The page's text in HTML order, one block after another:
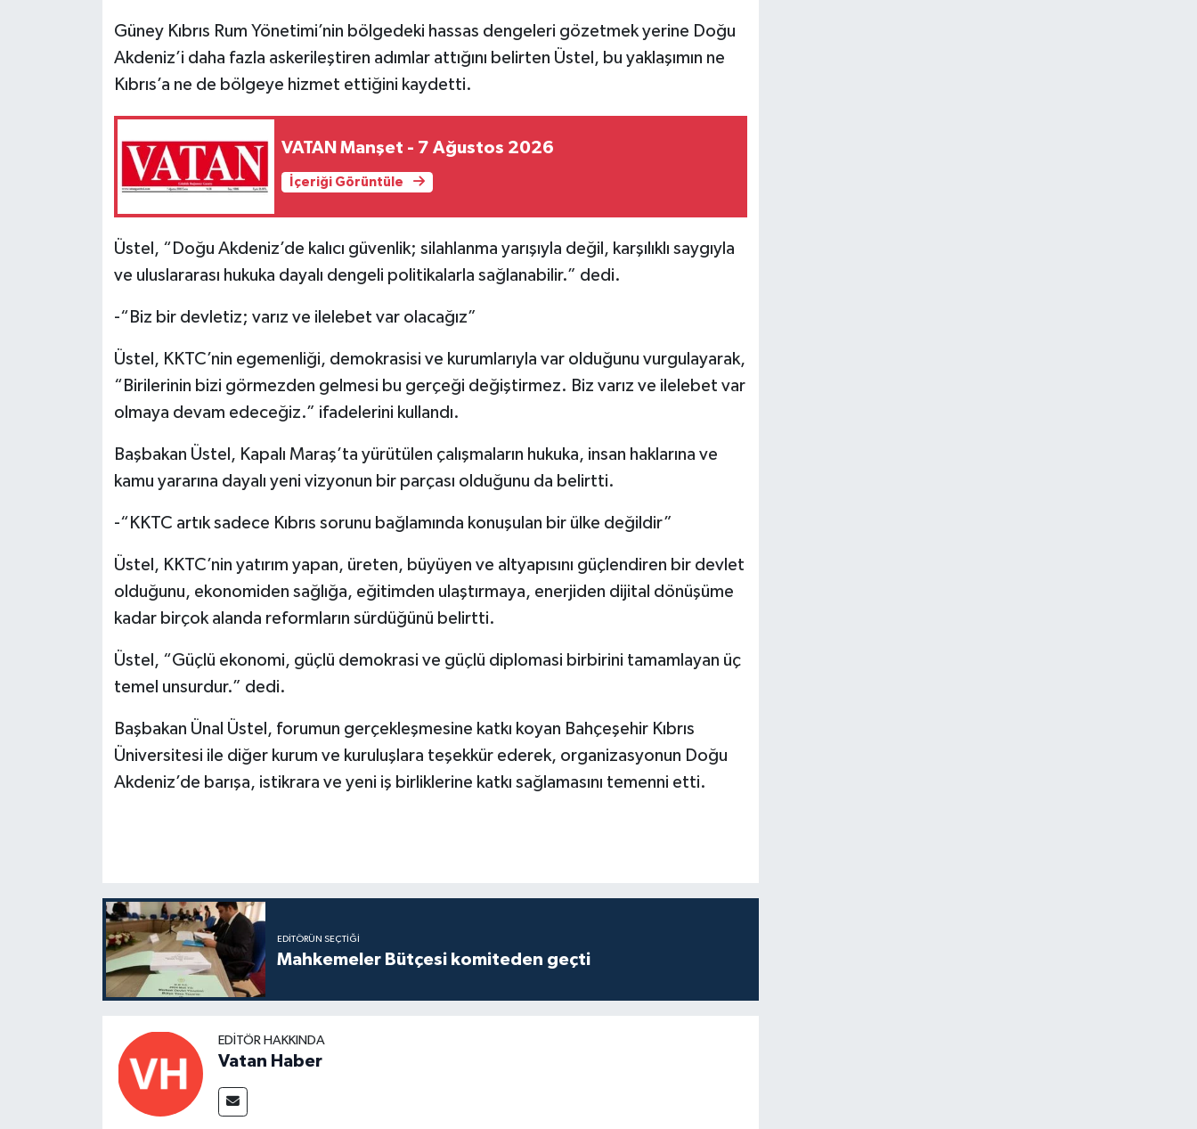
Güney Kıbrıs Rum Yönetimi’nin bölgedeki hassas dengeleri gözetmek yerine Doğu
Akdeniz’i daha fazla askerileştiren adımlar attığını belirten Üstel, bu yaklaşımın ne
Kıbrıs’a ne de bölgeye hizmet ettiğini kaydetti.
VATAN Manşet - 7 Ağustos 2026
İçeriği Görüntüle
Üstel, “Doğu Akdeniz’de kalıcı güvenlik; silahlanma yarışıyla değil, karşılıklı saygıyla
ve uluslararası hukuka dayalı dengeli politikalarla sağlanabilir.” dedi.
-“Biz bir devletiz; varız ve ilelebet var olacağız”
Üstel, KKTC’nin egemenliği, demokrasisi ve kurumlarıyla var olduğunu vurgulayarak,
“Birilerinin bizi görmezden gelmesi bu gerçeği değiştirmez. Biz varız ve ilelebet var
olmaya devam edeceğiz.” ifadelerini kullandı.
Başbakan Üstel, Kapalı Maraş’ta yürütülen çalışmaların hukuka, insan haklarına ve
kamu yararına dayalı yeni vizyonun bir parçası olduğunu da belirtti.
-“KKTC artık sadece Kıbrıs sorunu bağlamında konuşulan bir ülke değildir”
Üstel, KKTC’nin yatırım yapan, üreten, büyüyen ve altyapısını güçlendiren bir devlet
olduğunu, ekonomiden sağlığa, eğitimden ulaştırmaya, enerjiden dijital dönüşüme
kadar birçok alanda reformların sürdüğünü belirtti.
Üstel, “Güçlü ekonomi, güçlü demokrasi ve güçlü diplomasi birbirini tamamlayan üç
temel unsurdur.” dedi.
Başbakan Ünal Üstel, forumun gerçekleşmesine katkı koyan Bahçeşehir Kıbrıs
Üniversitesi ile diğer kurum ve kuruluşlara teşekkür ederek, organizasyonun Doğu
Akdeniz’de barışa, istikrara ve yeni iş birliklerine katkı sağlamasını temenni etti.
EDITÖRÜN SEÇTIĞI
Mahkemeler Bütçesi komiteden geçti
EDITÖR HAKKINDA
Vatan Haber